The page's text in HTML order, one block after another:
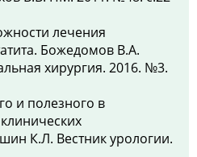
лечения
Божедомов В.А.
хирургия. 2016. №3.
и полезного в
К.Л. Вестник урологии.